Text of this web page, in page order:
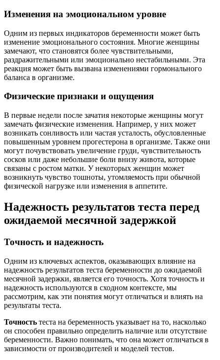
Изменения на эмоциональном уровне
Одним из первых индикаторов беременности может быть
изменение эмоционального состояния. Многие женщины
замечают, что становятся более чувствительными,
раздражительными или эмоционально нестабильными. Эта
реакция может быть вызвана изменениями гормонального
баланса в организме.
Физические признаки и ощущения
В первые недели после зачатия некоторые женщины могут
замечать физические изменения. Например, у них может
возникать сонливость или частая усталость, обусловленные
повышенным уровнем прогестерона в организме. Также они
могут почувствовать увеличение груди, чувствительность
сосков или даже небольшие боли внизу живота, которые
связаны с ростом матки. У некоторых женщин может
возникнуть чувство тошноты, утомляемость при обычной
физической нагрузке или изменения в аппетите.
Надежность результатов теста перед
ожидаемой месячной задержкой
Точность и надежность
Одним из ключевых аспектов, оказывающих влияние на
надежность результатов теста беременности до ожидаемой
месячной задержки, является его точность. Хотя точность и
надежность используются в сходном контексте, мы
рассмотрим, как эти понятия могут отличаться и влиять на
результаты теста.
Точность теста на беременность указывает на то, насколько
он способен правильно определить наличие или отсутствие
беременности. Важно понимать, что она может отличаться в
зависимости от производителей и моделей тестов.